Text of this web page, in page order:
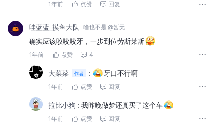
1年前 点赞 回复
哇蓝蓝_摸鱼大队 啥也不是 @暂无
确实应该咬咬咬牙，一步到位劳斯莱斯
1年前 点赞 4
大菜菜 作者 : 牙口不行啊
1年前 点赞 回复
拉比小狗 : 我昨晚做梦还真买了这个车
1年前 点赞 回复